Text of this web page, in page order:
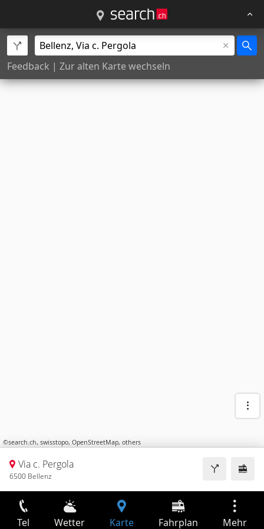
Feedback | Zur alten Karte wechseln
©search.ch, swisstopo, OpenStreetMap, others
Via c. Pergola
6500 Bellenz
Tel Wetter Karte Fahrplan Mehr